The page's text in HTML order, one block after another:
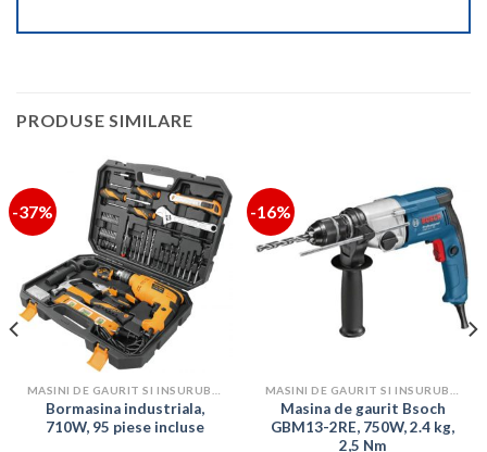
PRODUSE SIMILARE
-37%
Bormasina industriala,
710W, 95 piese incluse
-16%
Masina de gaurit Bsoch
GBM13-2RE, 750W, 2.4 kg,
2,5 Nm